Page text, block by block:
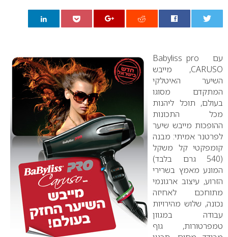
עם Babyliss pro
CARUSO, מייבש
השיער האיטלקי
המתקדם מסוגו
בעולם, תוכל ליהנות
מכל התכונות
ההופכות מייבש שיער
לפרטנר אמיתי: מבנה
קומפקטי קל משקל
(540 גרם בלבד)
המונע מאמץ בשרירי
הזרוע, עיצוב ארגונמי
מתוחכם לאחיזה
נכונה, שלוש מהירויות
עבודה במגוון
טמפרטורות, גוף